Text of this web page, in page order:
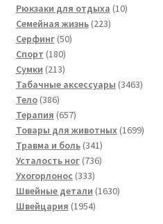
товаров
Рюкзаки для отдыха 1010
Семейная жизнь 223223
Серфинг 5050
Спорт 180180
товаров
Сумки 213213
товаров
Табачные аксессуары 34633463
Тело 386386
товаров
Терапия 657657
товаров
Товары для животных 16991699
Травма и боль 341341
товар
Усталость ног 736736
Ухогорлонос 333333
товара
Швейные детали 16301630
Швейцария 19541954